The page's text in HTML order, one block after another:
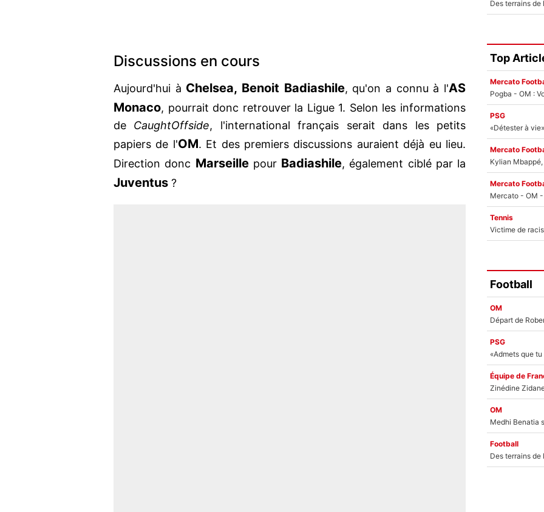
Discussions en cours
Aujourd'hui à Chelsea, Benoit Badiashile, qu'on a connu à l'AS
Monaco, pourrait donc retrouver la Ligue 1. Selon les informations
de CaughtOffside, l'international français serait dans les petits
papiers de l'OM. Et des premiers discussions auraient déjà eu lieu.
Direction donc Marseille pour Badiashile, également ciblé par la
Juventus ?
Top
Mercato
Pogba - OM :
PSG
Mercato
Kylian
Mercato
Tennis
Football
OM
PSG
Équipe de
OM
Football